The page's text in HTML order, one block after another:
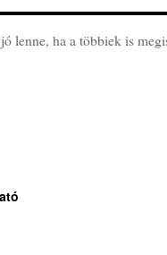
lenne, ha a többiek is